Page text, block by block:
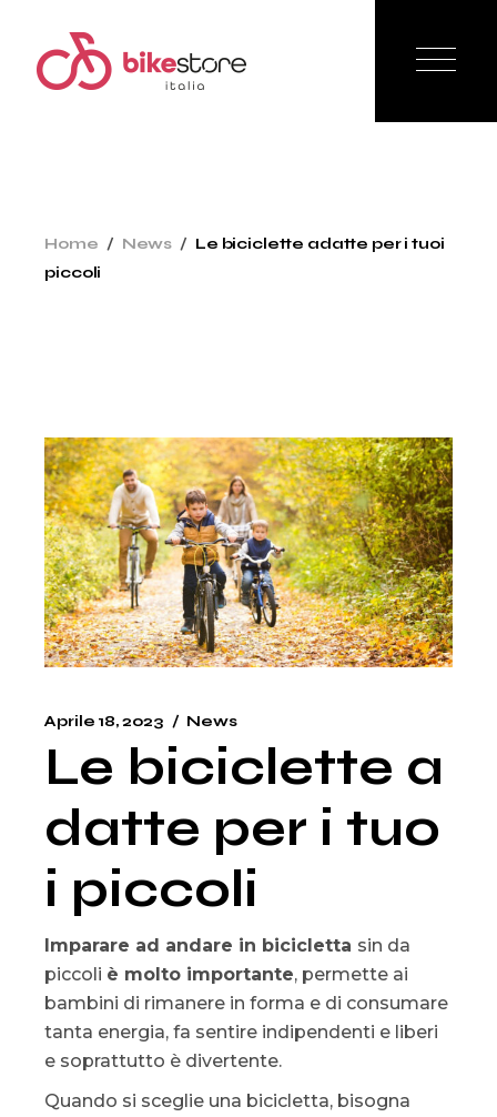
content
Home News
Le biciclette adatte per i tuoi
piccoli
Aprile 18, 2023 News
Le biciclette a
datte per i tuo
i piccoli
Imparare ad andare in bicicletta sin da
piccoli è molto importante, permette ai
bambini di rimanere in forma e di consumare
tanta energia, fa sentire indipendenti e liberi
e soprattutto è divertente.
Quando si sceglie una bicicletta, bisogna